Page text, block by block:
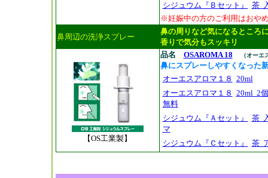
シジュウム『Ｂセット』
茶
※妊娠中の方のご利用はおや
鼻周辺の洗浄スプレー
鼻の周りなど気になるところ
香りで気分もスッキリ
【OS工業製】
品名 OSAROMA 18 （オー
鼻にスプレーしやすくなった
オーエスアロマ１８ 20ml
オーエスアロマ１８ 20ml 2
無料
シジュウム『Ａセット』
茶
マ
シジュウム『Ｃセット』
茶